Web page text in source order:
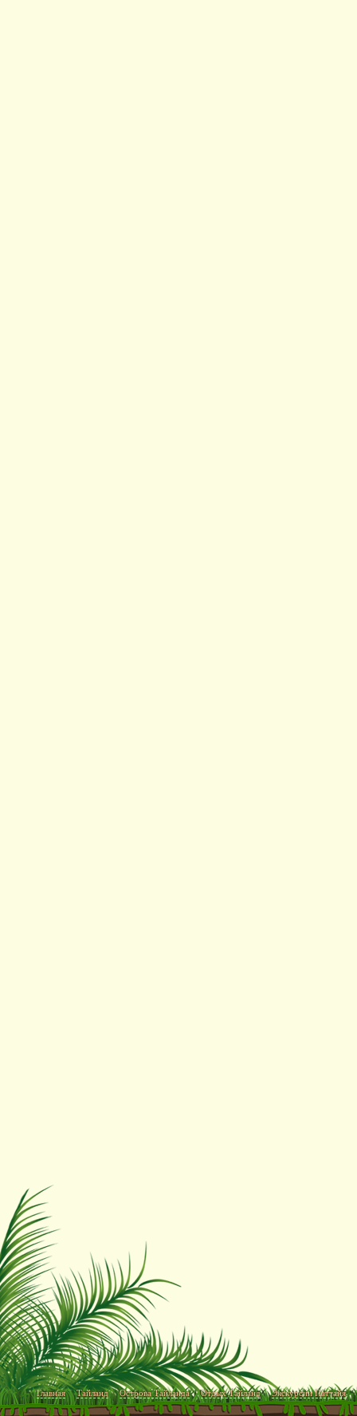
Главная Тайланд Острова Тайланда Отдых Тайланд Экскурсии Паттайя